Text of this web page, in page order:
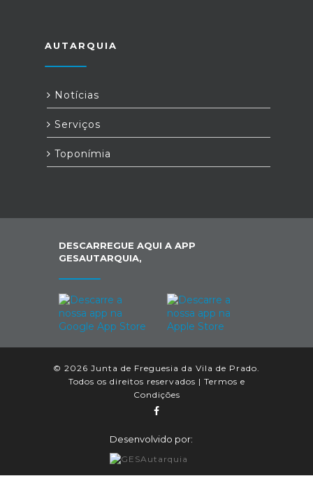
AUTARQUIA
Notícias
Serviços
Toponímia
DESCARREGUE AQUI A APP
GESAUTARQUIA,
© 2026 Junta de Freguesia da Vila de Prado.
Todos os direitos reservados | Termos e
Condições
Desenvolvido por: